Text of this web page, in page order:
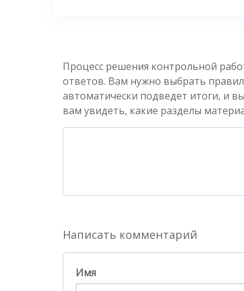
Процесс решения контрольной
ответов. Вам нужно выбрать
автоматически подведет итоги, и
вам увидеть, какие разделы
Написать комментарий
Имя